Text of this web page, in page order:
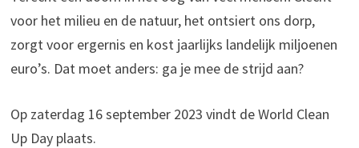
voor het milieu en de natuur, het ontsiert ons dorp,
zorgt voor ergernis en kost jaarlijks landelijk miljoenen
euro’s. Dat moet anders: ga je mee de strijd aan?
Op zaterdag 16 september 2023 vindt de World Clean
Up Day plaats.